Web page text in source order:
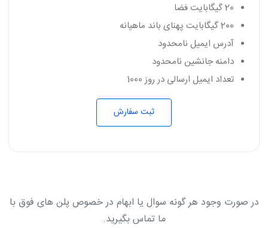
20 گیگابایت فضا
200 گیگابایت پهنای باند ماهیانه
آدرس ایمیل نامحدود
دامنه جانشین نامحدود
تعداد ایمیل ارسالی در روز 1000
ثبت سفارش
در صورت وجود هر گونه سوال یا ابهام در خصوص پلن های فوق با
ما تماس بگیرید.